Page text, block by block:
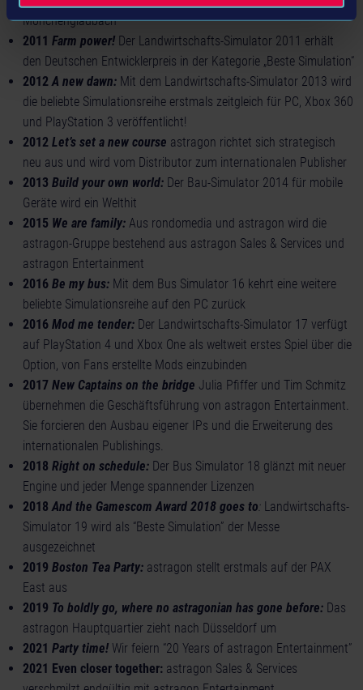
Mönchengladbach
2011 Farm power! Der Landwirtschafts-Simulator 2011 erhält
den Deutschen Entwicklerpreis in der Kategorie „Beste Simulation“
2012 A new dawn: Mit dem Landwirtschafts-Simulator 2013 wird
die beliebte Simulationsreihe erstmals zeitgleich für PC, Xbox 360
und PlayStation 3 veröffentlicht!
2012 Let’s set a new course astragon richtet sich strategisch
neu aus und wird vom Distributor zum internationalen Publisher
2013 Build your own world: Der Bau-Simulator 2014 für mobile
Geräte wird ein Welthit
2015 We are family: Aus rondomedia und astragon wird die
astragon-Gruppe bestehend aus astragon Sales & Services und
astragon Entertainment
2016 Be my bus: Mit dem Bus Simulator 16 kehrt eine weitere
beliebte Simulationsreihe auf den PC zurück
2016 Mod me tender: Der Landwirtschafts-Simulator 17 verfügt
auf PlayStation 4 und Xbox One als weltweit erstes Spiel über die
Option, von Fans erstellte Mods einzubinden
2017 New Captains on the bridge Julia Pfiffer und Tim Schmitz
übernehmen die Geschäftsführung von astragon Entertainment.
Sie forcieren den Ausbau eigener IPs und die Erweiterung des
internationalen Publishings.
2018 Right on schedule: Der Bus Simulator 18 glänzt mit neuer
Engine und jeder Menge spannender Lizenzen
2018 And the Gamescom Award 2018 goes to: Landwirtschafts-
Simulator 19 wird als “Beste Simulation” der Messe
ausgezeichnet
2019 Boston Tea Party: astragon stellt erstmals auf der PAX
East aus
2019 To boldly go, where no astragonian has gone before: Das
astragon Hauptquartier zieht nach Düsseldorf um
2021 Party time! Wir feiern “20 Years of astragon Entertainment”
2021 Even closer together: astragon Sales & Services